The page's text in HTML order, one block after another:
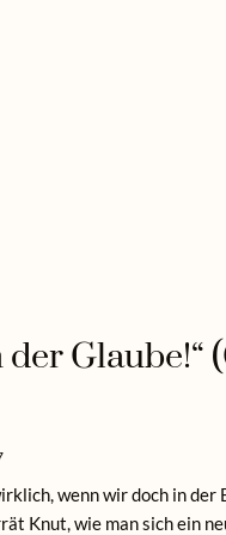
der
wenn wir doch in
Knut, wie man sich ein